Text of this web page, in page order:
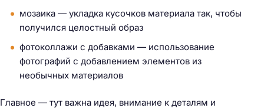
мозаика — укладка кусочков материала так, чтобы
получился целостный образ
фотоколлажи с добавками — использование
фотографий с добавлением элементов из
необычных материалов
Главное — тут важна идея, внимание к деталям и